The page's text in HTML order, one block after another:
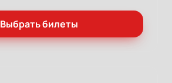
Выбрать билеты